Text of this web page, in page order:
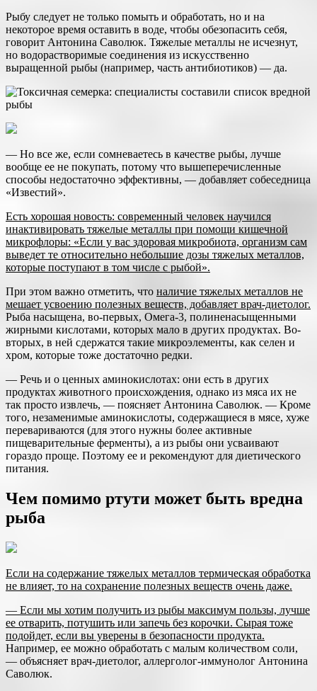
Рыбу следует не только помыть и обработать, но и на
некоторое время оставить в воде, чтобы обезопасить себя,
говорит Антонина Саволюк. Тяжелые металлы не исчезнут,
но водорастворимые соединения из искусственно
выращенной рыбы (например, часть антибиотиков) — да.
— Но все же, если сомневаетесь в качестве рыбы, лучше
вообще ее не покупать, потому что вышеперечисленные
способы недостаточно эффективны, — добавляет собеседница
«Известий».
Есть хорошая новость: современный человек научился
инактивировать тяжелые металлы при помощи кишечной
микрофлоры: «Если у вас здоровая микробиота, организм сам
выведет те относительно небольшие дозы тяжелых металлов,
которые поступают в том числе с рыбой».
При этом важно отметить, что наличие тяжелых металлов не
мешает усвоению полезных веществ, добавляет врач-диетолог.
Рыба насыщена, во-первых, Омега-3, полиненасыщенными
жирными кислотами, которых мало в других продуктах. Во-
вторых, в ней сдержатся такие микроэлементы, как селен и
хром, которые тоже достаточно редки.
— Речь и о ценных аминокислотах: они есть в других
продуктах животного происхождения, однако из мяса их не
так просто извлечь, — поясняет Антонина Саволюк. — Кроме
того, незаменимые аминокислоты, содержащиеся в мясе, хуже
перевариваются (для этого нужны более активные
пищеварительные ферменты), а из рыбы они усваивают
гораздо проще. Поэтому ее и рекомендуют для диетического
питания.
Чем помимо ртути может быть вредна
рыба
Если на содержание тяжелых металлов термическая обработка
не влияет, то на сохранение полезных веществ очень даже.
— Если мы хотим получить из рыбы максимум пользы, лучше
ее отварить, потушить или запечь без корочки. Сырая тоже
подойдет, если вы уверены в безопасности продукта.
Например, ее можно обработать с малым количеством соли,
— объясняет врач-диетолог, аллерголог-иммунолог Антонина
Саволюк.